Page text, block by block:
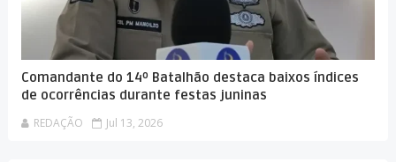
Comandante do 14º Batalhão destaca baixos índices
de ocorrências durante festas juninas
REDAÇÃO Jul 13, 2026